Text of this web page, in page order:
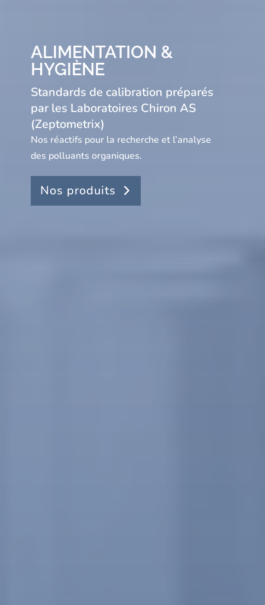
ALIMENTATION &
HYGIÈNE
Standards de calibration préparés
par les Laboratoires Chiron AS
(Zeptometrix)
Nos réactifs pour la recherche et l’analyse
des polluants organiques.
Nos produits